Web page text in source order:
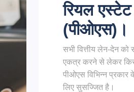
रियल
(पीओएस)।
सभी वित्तीय लेन-देन को
एकत्र करने से लेकर
पीओएस विभिन्न
लिए सुसज्जित है।